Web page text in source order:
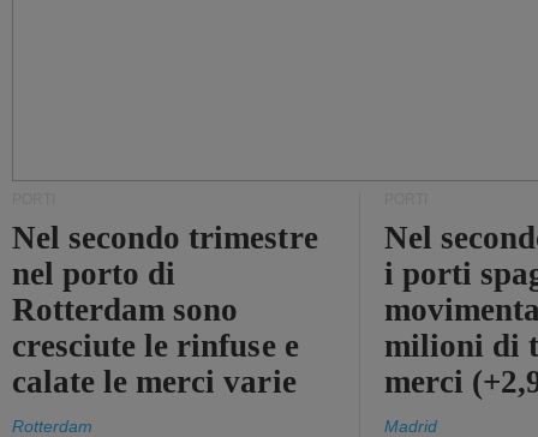
Nel secondo trimestre
nel porto di
Rotterdam sono
cresciute le rinfuse e
calate le merci varie
Rotterdam
Nel
i porti
milioni di
merci
Madrid